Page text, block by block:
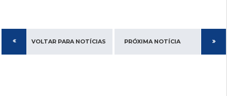
VOLTAR PARA NOTÍCIAS PRÓXIMA NOTÍCIA